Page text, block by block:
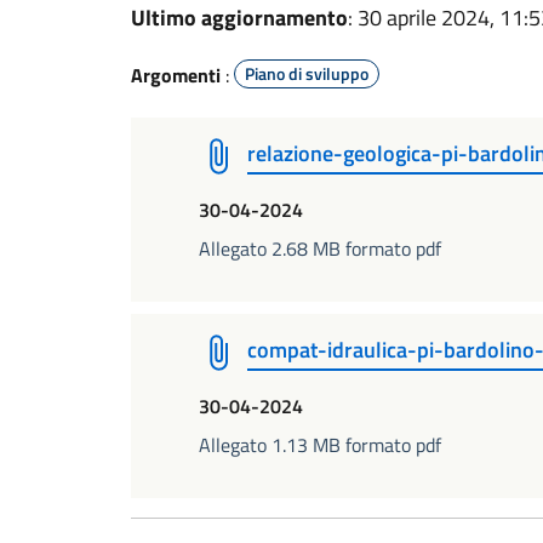
Ultimo aggiornamento: 30 aprile 2024,
Argomenti : Piano di sviluppo
relazione-geologica-pi-
30-04-2024
Allegato 2.68 MB formato pdf
compat-idraulica-pi-
30-04-2024
Allegato 1.13 MB formato pdf